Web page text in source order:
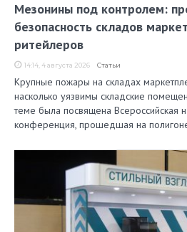
Мезонины под контролем:
безопасность складов
ритейлеров
14:14, 4 августа 2026 Статьи
Крупные пожары на складах
насколько уязвимы складские
теме была посвящена Всероссийская
конференция, прошедшая на